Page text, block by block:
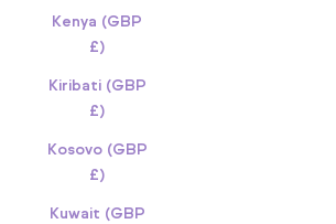
Kenya (GBP
£)
Kiribati (GBP
£)
Kosovo (GBP
£)
Kuwait (GBP